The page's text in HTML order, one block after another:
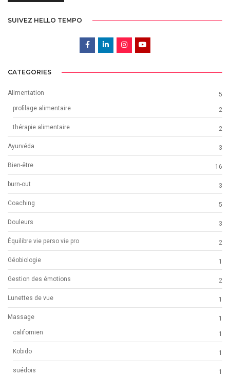
SUIVEZ HELLO TEMPO
CATEGORIES
Alimentation
5
profilage alimentaire
2
thérapie alimentaire 2
Ayurvéda 3
Bien-être 16
burn-out 3
Coaching 5
Douleurs 3
Équilibre vie perso vie pro 2
Géobiologie 1
Gestion des émotions 2
Lunettes de vue 1
Massage
1
californien
1
Kobido 1
suédois 1